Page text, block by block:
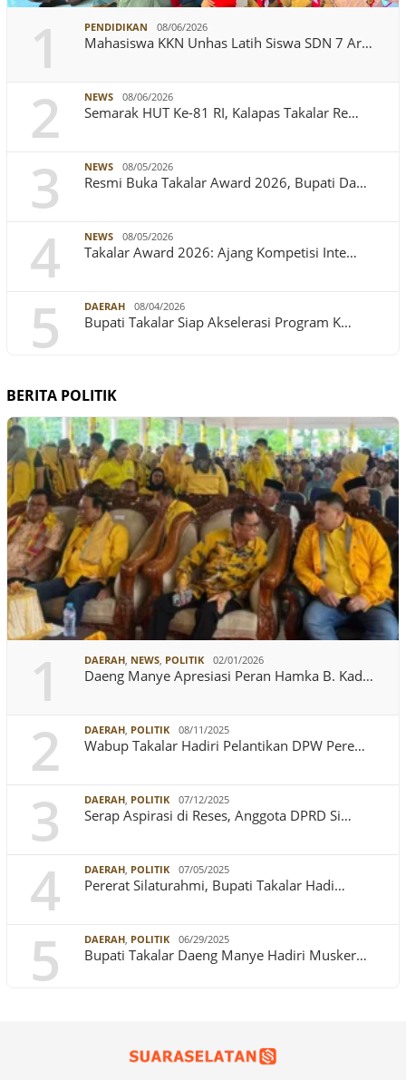
1 PENDIDIKAN 08/06/2026
Mahasiswa KKN Unhas Latih Siswa SDN 7 Ar…
2 NEWS 08/06/2026
Semarak HUT Ke-81 RI, Kalapas Takalar Re…
3 NEWS 08/05/2026
Resmi Buka Takalar Award 2026, Bupati Da…
4 NEWS 08/05/2026
Takalar Award 2026: Ajang Kompetisi Inte…
5 DAERAH 08/04/2026
Bupati Takalar Siap Akselerasi Program K…
BERITA POLITIK
1 DAERAH, NEWS, POLITIK 02/01/2026
Daeng Manye Apresiasi Peran Hamka B. Kad…
2 DAERAH, POLITIK 08/11/2025
Wabup Takalar Hadiri Pelantikan DPW Pere…
3 DAERAH, POLITIK 07/12/2025
Serap Aspirasi di Reses, Anggota DPRD Si…
4 DAERAH, POLITIK 07/05/2025
Pererat Silaturahmi, Bupati Takalar Hadi…
5 DAERAH, POLITIK 06/29/2025
Bupati Takalar Daeng Manye Hadiri Musker…